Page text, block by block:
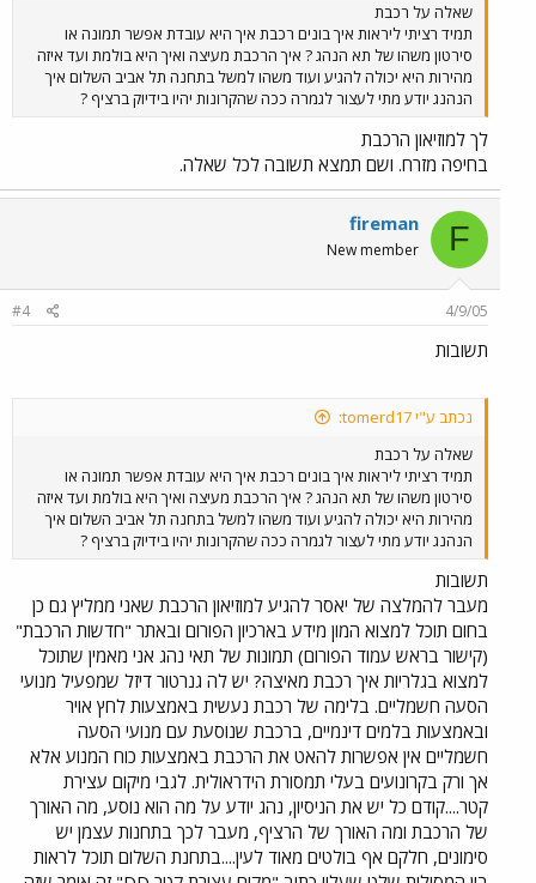
שאלה על רכבת
תמיד רציתי ליראות איך בונים רכבת איך היא עובדת אפשר תמונה או
סירטון משהו של תא הנהג ? איך הרכבת מעיצה ואיך היא בולמת ועד איזה
מהירות היא יכולה להגיע ועוד משהו למשל בתחנה תל אביב השלום איך
הנהנג יודע מתי לעצור לגמרה ככה שהקרונות יהיו בידיוק ברציף ?
לך למוזיאון הרכבת
בחיפה מזרח. ושם תמצא תשובה לכל שאלה.
F
fireman
New member
4/9/05
#4
תשובות
נכתב ע"י tomerd17:
שאלה על רכבת
תמיד רציתי ליראות איך בונים רכבת איך היא עובדת אפשר תמונה או
סירטון משהו של תא הנהג ? איך הרכבת מעיצה ואיך היא בולמת ועד איזה
מהירות היא יכולה להגיע ועוד משהו למשל בתחנה תל אביב השלום איך
הנהנג יודע מתי לעצור לגמרה ככה שהקרונות יהיו בידיוק ברציף ?
תשובות
מעבר להמלצה של יאסר להגיע למוזיאון הרכבת שאני ממליץ גם כן
בחום תוכל למצוא המון מידע בארכיון הפורום ובאתר "חדשות הרכבת"
(קישור בראש עמוד הפורום) תמונות של תאי נהג אני מאמין שתוכל
למצוא בגלריות איך רכבת מאיצה? יש לה גנרטור דיזל שמפעיל מנועי
הסעה חשמליים. בלימה של רכבת נעשית באמצעות לחץ אויר
ובאמצעות בלמים דינמיים, ברכבת שנוסעת עם מנועי הסעה
חשמליים אין אפשרות להאט את הרכבת באמצעות כוח המנוע אלא
אך ורק בקרונועים בעלי תמסורת הידראולית. לגבי מיקום עצירת
קטר....קודם כל יש את הניסיון, נהג יודע על מה הוא נוסע, מה האורך
של הרכבת ומה האורך של הרציף, מעבר לכך בתחנות עצמן יש
סימונים, חלקם אף בולטים מאוד לעין....בתחנת השלום תוכל לראות